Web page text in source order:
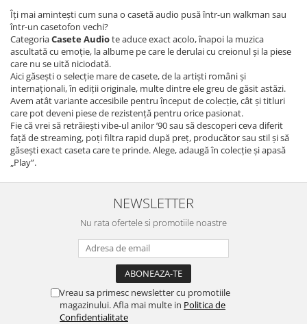
Îți mai amintești cum suna o casetă audio pusă într-un walkman sau
într-un casetofon vechi?
CategoriaCasete Audiote aduce exact acolo, înapoi la muzica
ascultată cu emoție, la albume pe care le derulai cu creionul și la piese
care nu se uită niciodată.
Aici găsești o selecție mare de casete, de la artiști români și
internaționali, în ediții originale, multe dintre ele greu de găsit astăzi.
Avem atât variante accesibile pentru început de colecție, cât și titluri
care pot deveni piese de rezistență pentru orice pasionat.
Fie că vrei să retrăiești vibe-ul anilor ’90 sau să descoperi ceva diferit
față de streaming, poți filtra rapid după preț, producător sau stil și să
găsești exact caseta care te prinde. Alege, adaugă în colecție și apasă
„Play”.
NEWSLETTER
Nu rata ofertele si promotiile noastre
Vreau sa primesc newsletter cu promotiile
magazinului. Afla mai multe in Politica de
Confidentialitate